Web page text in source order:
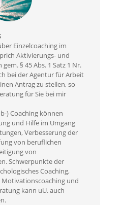
Einzelcoaching im
Aktivierungs- und
§ 45 Abs. 1 Satz 1 Nr.
bei der Agentur für Arbeit
Antrag zu stellen, so
für Sie bei mir
) Coaching können
und Hilfe im Umgang
Verbesserung der
von beruflichen
von
Schwerpunkte der
Coaching,
und
kann uU. auch